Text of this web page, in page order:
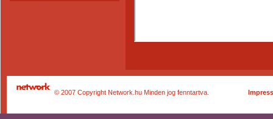
© 2007 Copyright Network.hu Minden jog fenntartva.